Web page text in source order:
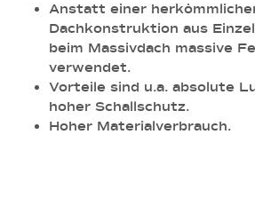
Anstatt einer
Dachkonstruktion aus
beim Massivdach massive
verwendet.
Vorteile sind u.a. absolute
hoher Schallschutz.
Hoher Materialverbrauch.